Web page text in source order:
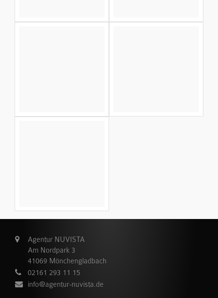
Agentur NUVISTA
Am Nordpark 3
41069 Mönchengladbach
02161 293 11 15
info@agentur-nuvista.de